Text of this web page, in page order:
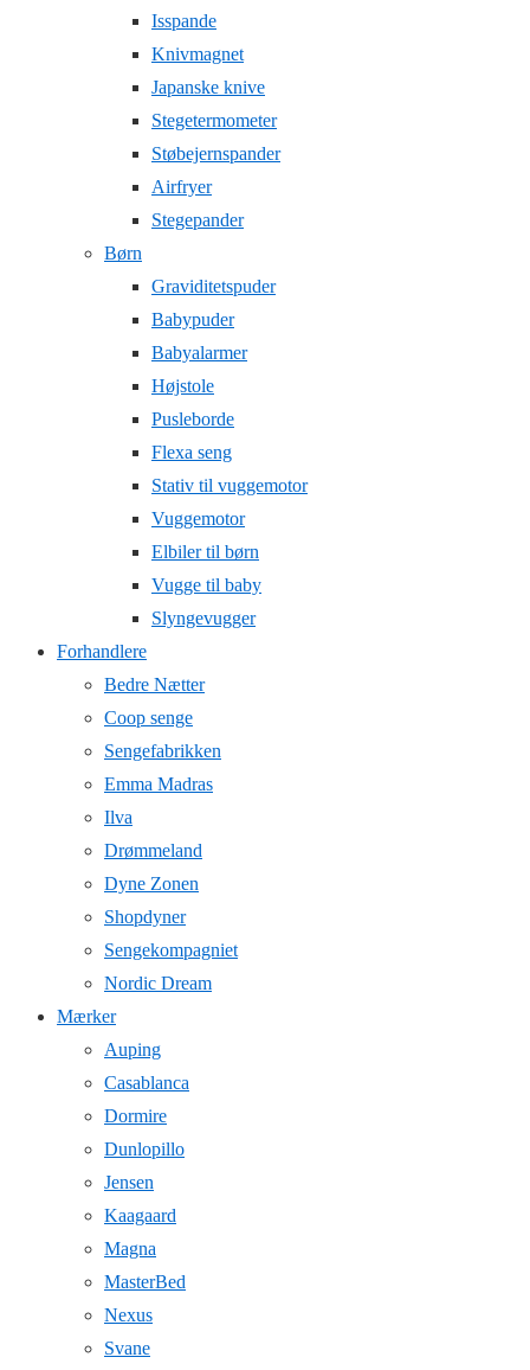
Isspande
Knivmagnet
Japanske knive
Stegetermometer
Støbejernspander
Airfryer
Stegepander
Børn
Graviditetspuder
Babypuder
Babyalarmer
Højstole
Pusleborde
Flexa seng
Stativ til vuggemotor
Vuggemotor
Elbiler til børn
Vugge til baby
Slyngevugger
Forhandlere
Bedre Nætter
Coop senge
Sengefabrikken
Emma Madras
Ilva
Drømmeland
Dyne Zonen
Shopdyner
Sengekompagniet
Nordic Dream
Mærker
Auping
Casablanca
Dormire
Dunlopillo
Jensen
Kaagaard
Magna
MasterBed
Nexus
Svane